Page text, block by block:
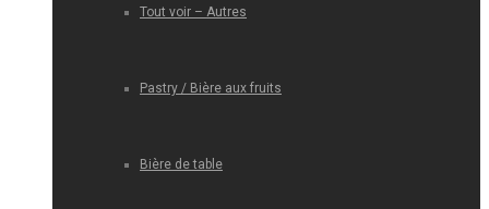
Tout voir – Autres
Pastry / Bière aux fruits
Bière de table